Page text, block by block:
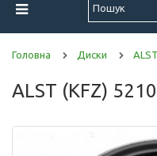
Головна Диски
ALST (KFZ) 5210